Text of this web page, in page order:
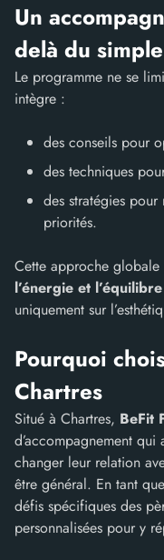
Un
delà du
Le programme ne se
intègre :
des conseils pour
des techniques
des stratégies
priorités.
Cette approche globale
l’énergie et
uniquement sur
Pourquoi
Chartres
Situé à Chartres, BeFit
d’accompagnement
changer leur relation
être général. En tant
défis spécifiques des
personnalisées pour y